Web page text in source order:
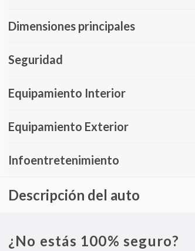
Dimensiones principales
Seguridad
Equipamiento Interior
Equipamiento Exterior
Infoentretenimiento
Descripción del auto
¿No estás 100% seguro?